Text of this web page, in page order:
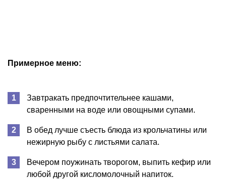
Примерное меню:
Завтракать предпочтительнее кашами,
сваренными на воде или овощными супами.
В обед лучше съесть блюда из крольчатины или
нежирную рыбу с листьями салата.
Вечером поужинать творогом, выпить кефир или
любой другой кисломолочный напиток.